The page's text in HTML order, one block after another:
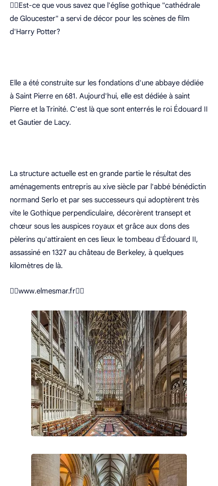
🧛‍♂️Est-ce que vous savez que l'église gothique "cathédrale
de Gloucester" a servi de décor pour les scènes de film
d'Harry Potter?
Elle a été construite sur les fondations d'une abbaye dédiée
à Saint Pierre en 681. Aujourd'hui, elle est dédiée à saint
Pierre et la Trinité. C'est là que sont enterrés le roi Édouard II
et Gautier de Lacy.
La structure actuelle est en grande partie le résultat des
aménagements entrepris au xive siècle par l'abbé bénédictin
normand Serlo et par ses successeurs qui adoptèrent très
vite le Gothique perpendiculaire, décorèrent transept et
chœur sous les auspices royaux et grâce aux dons des
pèlerins qu'attiraient en ces lieux le tombeau d'Édouard II,
assassiné en 1327 au château de Berkeley, à quelques
kilomètres de là.
🧙‍♂️www.elmesmar.fr🧙‍♀️